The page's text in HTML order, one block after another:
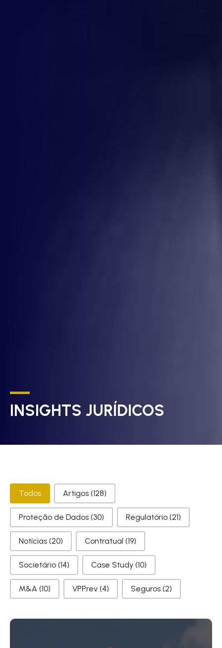
INSIGHTS JURÍDICOS
Categorias
Todos Artigos (128)
Proteção de Dados (30) Regulatório (21)
Notícias (20) Contratual (19)
Societário (14) Case Study (10)
M&A (10) VPPrev (4) Seguros (2)